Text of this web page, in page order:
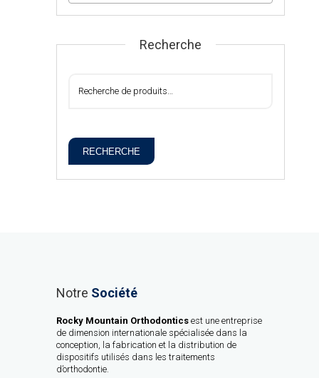
Recherche
RECHERCHE
Notre Société
Rocky Mountain Orthodontics est une entreprise
de dimension internationale spécialisée dans la
conception, la fabrication et la distribution de
dispositifs utilisés dans les traitements
d’orthodontie.